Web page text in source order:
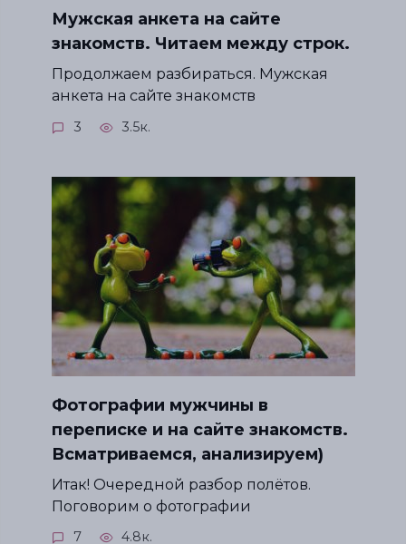
Мужская анкета на сайте
знакомств. Читаем между строк.
Продолжаем разбираться. Мужская
анкета на сайте знакомств
3 3.5к.
Фотографии мужчины в
переписке и на сайте знакомств.
Всматриваемся, анализируем)
Итак! Очередной разбор полётов.
Поговорим о фотографии
7 4.8к.